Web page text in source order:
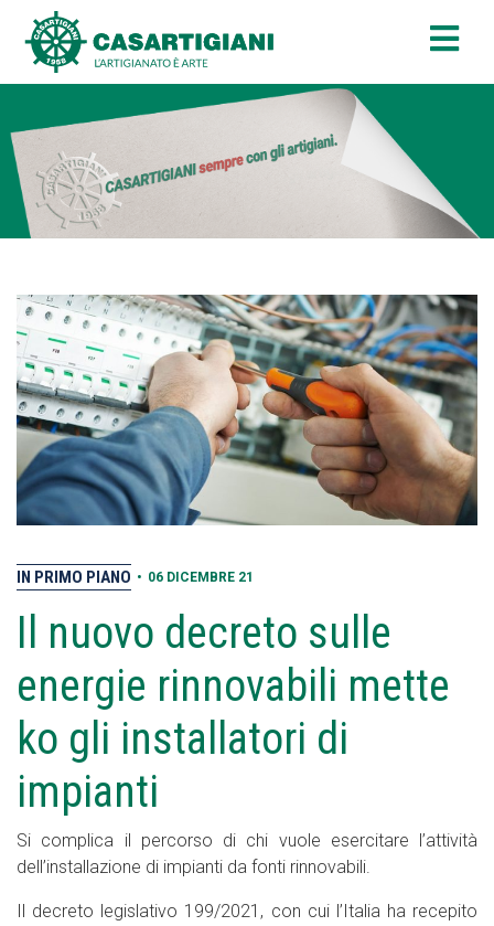
IN PRIMO PIANO • 06 DICEMBRE 21
Il nuovo decreto sulle
energie rinnovabili mette
ko gli installatori di
impianti
Si complica il percorso di chi vuole esercitare l’attività
dell’installazione di impianti da fonti rinnovabili.
Il decreto legislativo 199/2021, con cui l’Italia ha recepito